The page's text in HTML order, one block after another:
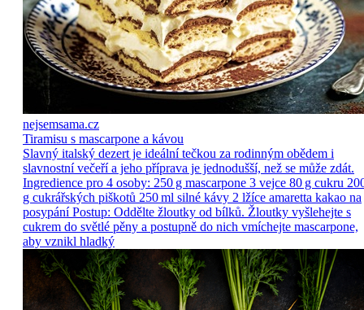
nejsemsama.cz
Tiramisu s mascarpone a kávou
Slavný italský dezert je ideální tečkou za rodinným obědem i
slavnostní večeří a jeho příprava je jednodušší, než se může zdát.
Ingredience pro 4 osoby: 250 g mascarpone 3 vejce 80 g cukru
g cukrářských piškotů 250 ml silné kávy 2 lžíce amaretta kakao na
posypání Postup: Oddělte žloutky od bílků. Žloutky vyšlehejte s
cukrem do světlé pěny a postupně do nich vmíchejte mascarpone,
aby vznikl hladký